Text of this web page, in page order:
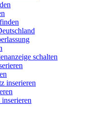
schalten
inserieren